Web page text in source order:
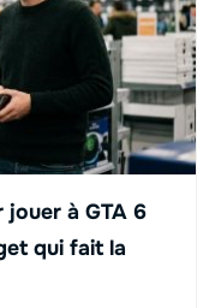
jouer à GTA 6
qui fait la